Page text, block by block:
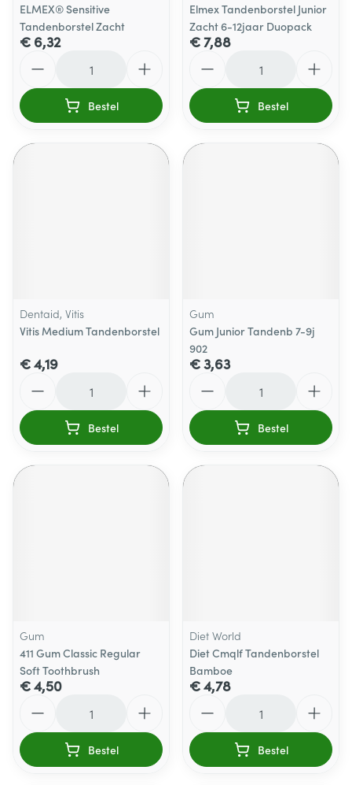
ELMEX® Sensitive
Tandenborstel Zacht
€ 6,32
Bestel
Elmex Tandenborstel Junior
Zacht 6-12jaar Duopack
€ 7,88
Bestel
Dentaid, Vitis
Vitis Medium Tandenborstel
€ 4,19
Bestel
Gum
Gum Junior Tandenb 7-9j
902
€ 3,63
Bestel
Gum
411 Gum Classic Regular
Soft Toothbrush
€ 4,50
Bestel
Diet World
Diet Cmqlf Tandenborstel
Bamboe
€ 4,78
Bestel